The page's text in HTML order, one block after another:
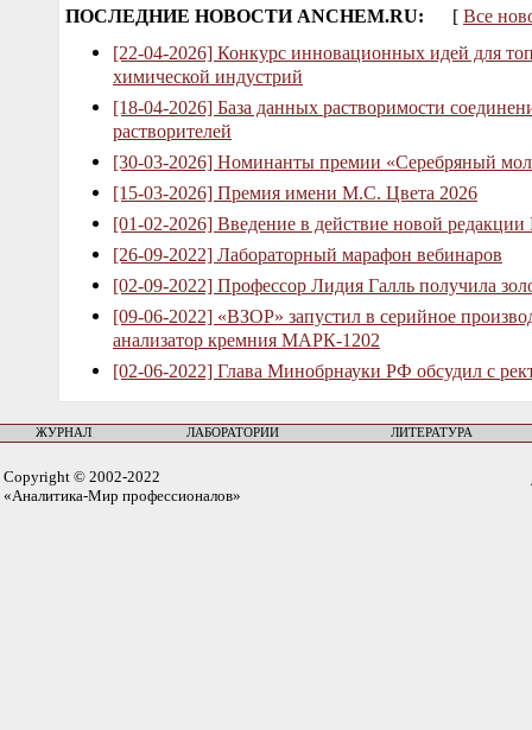
ПОСЛЕДНИЕ НОВОСТИ ANCHEM.RU: [ Все
[22-04-2026] Конкурс инновационных идей для
химической индустрий
[18-04-2026] База данных растворимости
растворителей
[30-03-2026] Номинанты премии «Серебряный
[15-03-2026] Премия имени М.С. Цвета 2026
[01-02-2026] Введение в действие новой
[26-09-2022] Лабораторный марафон вебинаров
[02-09-2022] Профессор Лидия Галль получила
[09-06-2022] «ВЗОР» запустил в серийное
анализатор кремния МАРК-1202
[02-06-2022] Глава Минобрнауки РФ обсудил с
ЖУРНАЛ ЛАБОРАТОРИИ ЛИТЕРАТУРА
Copyright © 2002-2022
«Аналитика-Мир профессионалов»